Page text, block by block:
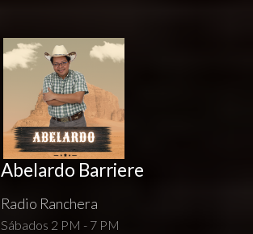
Abelardo Barriere
Radio Ranchera
Sábados 2 PM - 7 PM